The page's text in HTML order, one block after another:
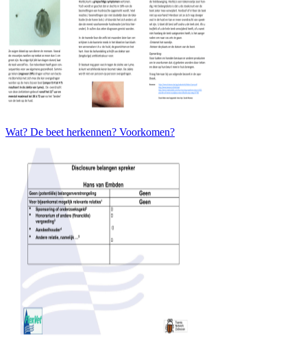
Wat? De beet herkennen? Voorkomen?